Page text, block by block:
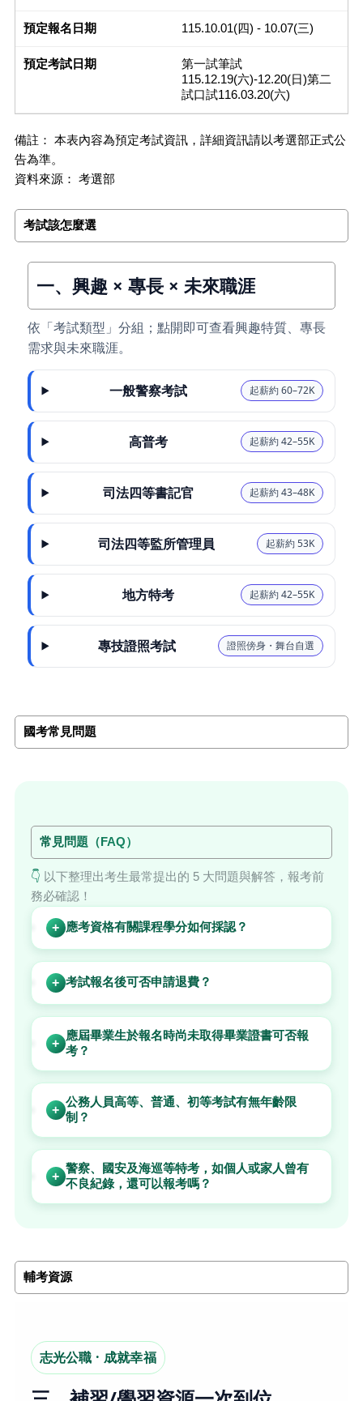
115.10.01(四) - 10.07(三)
第一試筆試
115.12.19(六)-12.20(日)第二
試口試116.03.20(六)
備註： 本表內容為預定考試資訊，詳細資訊請以考選部正式公
告為準。
資料來源： 考選部
考試該怎麼選
一、興趣 × 專長 × 未來職涯
依「考試類型」分組；點開即可查看興趣特質、專長
需求與未來職涯。
一般警察考試 起薪約 60–72K
高普考 起薪約 42–55K
司法四等書記官 起薪約 43–48K
司法四等監所管理員 起薪約 53K
地方特考 起薪約 42–55K
專技證照考試 證照傍身・舞台自選
國考常見問題
常見問題（FAQ）
👇 以下整理出考生最常提出的 5 大問題與解答，報考前
務必確認！
+ 應考資格有關課程學分如何採認？
+ 考試報名後可否申請退費？
+
應屆畢業生於報名時尚未取得畢業證書可否報
考？
+
公務人員高等、普通、初等考試有無年齡限
制？
+
警察、國安及海巡等特考，如個人或家人曾有
不良紀錄，還可以報考嗎？
輔考資源
志光公職 · 成就幸福